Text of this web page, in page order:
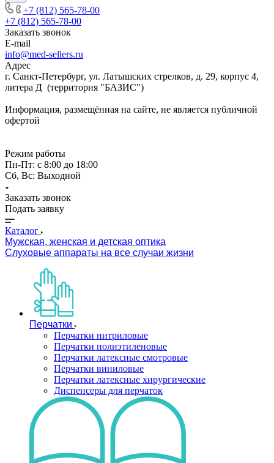
+7 (812) 565-78-00
+7 (812) 565-78-00
Заказать звонок
E-mail
info@med-sellers.ru
Адрес
г. Санкт-Петербург, ул. Латышских стрелков, д. 29, корпус 4,
литера Д (территория "БАЗИС")
Информация, размещённая на сайте, не является публичной
офертой
Режим работы
Пн-Пт: с 8:00 до 18:00
Сб, Вс: Выходной
Заказать звонок
Подать заявку
Каталог
Мужская, женская и детская оптика
Слуховые аппараты на все случаи жизни
Перчатки
Перчатки нитриловые
Перчатки полиэтиленовые
Перчатки латексные смотровые
Перчатки виниловые
Перчатки латексные хирургические
Диспенсеры для перчаток